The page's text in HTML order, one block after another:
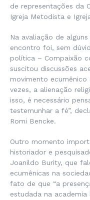
de representações da
Igreja Metodista e
Na avaliação de
encontro foi, sem
política – Compaixão
suscitou discussões
movimento
vezes, a alienação
isso, é necessário
testemunhar a fé”,
Romi Bencke.
Outro momento
historiador e
Joanildo Burity, que
ecumênicas na
fato de que “a
estudada na academia